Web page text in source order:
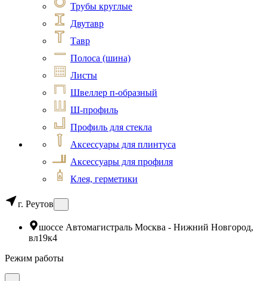
Трубы круглые
Двутавр
Тавр
Полоса (шина)
Листы
Швеллер п-образный
Ш-профиль
Профиль для стекла
Аксессуары для плинтуса
Аксессуары для профиля
Клея, герметики
г. Реутов
шоссе Автомагистраль Москва - Нижний Новгород,
вл19к4
Режим работы